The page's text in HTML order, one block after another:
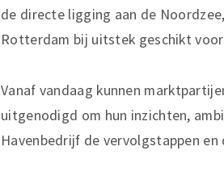
de directe ligging aan de
Rotterdam bij uitstek geschikt
Vanaf vandaag kunnen
uitgenodigd om hun inzichten,
Havenbedrijf de vervolgstappen